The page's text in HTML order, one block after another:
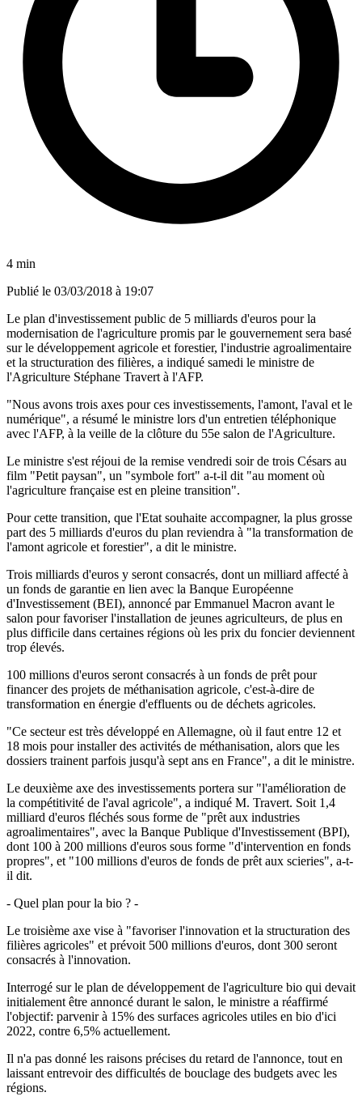
4 min
Publié le 03/03/2018 à 19:07
Le plan d'investissement public de 5 milliards d'euros pour la
modernisation de l'agriculture promis par le gouvernement sera basé
sur le développement agricole et forestier, l'industrie agroalimentaire
et la structuration des filières, a indiqué samedi le ministre de
l'Agriculture Stéphane Travert à l'AFP.
"Nous avons trois axes pour ces investissements, l'amont, l'aval et le
numérique", a résumé le ministre lors d'un entretien téléphonique
avec l'AFP, à la veille de la clôture du 55e salon de l'Agriculture.
Le ministre s'est réjoui de la remise vendredi soir de trois Césars au
film "Petit paysan", un "symbole fort" a-t-il dit "au moment où
l'agriculture française est en pleine transition".
Pour cette transition, que l'Etat souhaite accompagner, la plus grosse
part des 5 milliards d'euros du plan reviendra à "la transformation de
l'amont agricole et forestier", a dit le ministre.
Trois milliards d'euros y seront consacrés, dont un milliard affecté à
un fonds de garantie en lien avec la Banque Européenne
d'Investissement (BEI), annoncé par Emmanuel Macron avant le
salon pour favoriser l'installation de jeunes agriculteurs, de plus en
plus difficile dans certaines régions où les prix du foncier deviennent
trop élevés.
100 millions d'euros seront consacrés à un fonds de prêt pour
financer des projets de méthanisation agricole, c'est-à-dire de
transformation en énergie d'effluents ou de déchets agricoles.
"Ce secteur est très développé en Allemagne, où il faut entre 12 et
18 mois pour installer des activités de méthanisation, alors que les
dossiers trainent parfois jusqu'à sept ans en France", a dit le ministre.
Le deuxième axe des investissements portera sur "l'amélioration de
la compétitivité de l'aval agricole", a indiqué M. Travert. Soit 1,4
milliard d'euros fléchés sous forme de "prêt aux industries
agroalimentaires", avec la Banque Publique d'Investissement (BPI),
dont 100 à 200 millions d'euros sous forme "d'intervention en fonds
propres", et "100 millions d'euros de fonds de prêt aux scieries", a-t-
il dit.
- Quel plan pour la bio ? -
Le troisième axe vise à "favoriser l'innovation et la structuration des
filières agricoles" et prévoit 500 millions d'euros, dont 300 seront
consacrés à l'innovation.
Interrogé sur le plan de développement de l'agriculture bio qui devait
initialement être annoncé durant le salon, le ministre a réaffirmé
l'objectif: parvenir à 15% des surfaces agricoles utiles en bio d'ici
2022, contre 6,5% actuellement.
Il n'a pas donné les raisons précises du retard de l'annonce, tout en
laissant entrevoir des difficultés de bouclage des budgets avec les
régions.